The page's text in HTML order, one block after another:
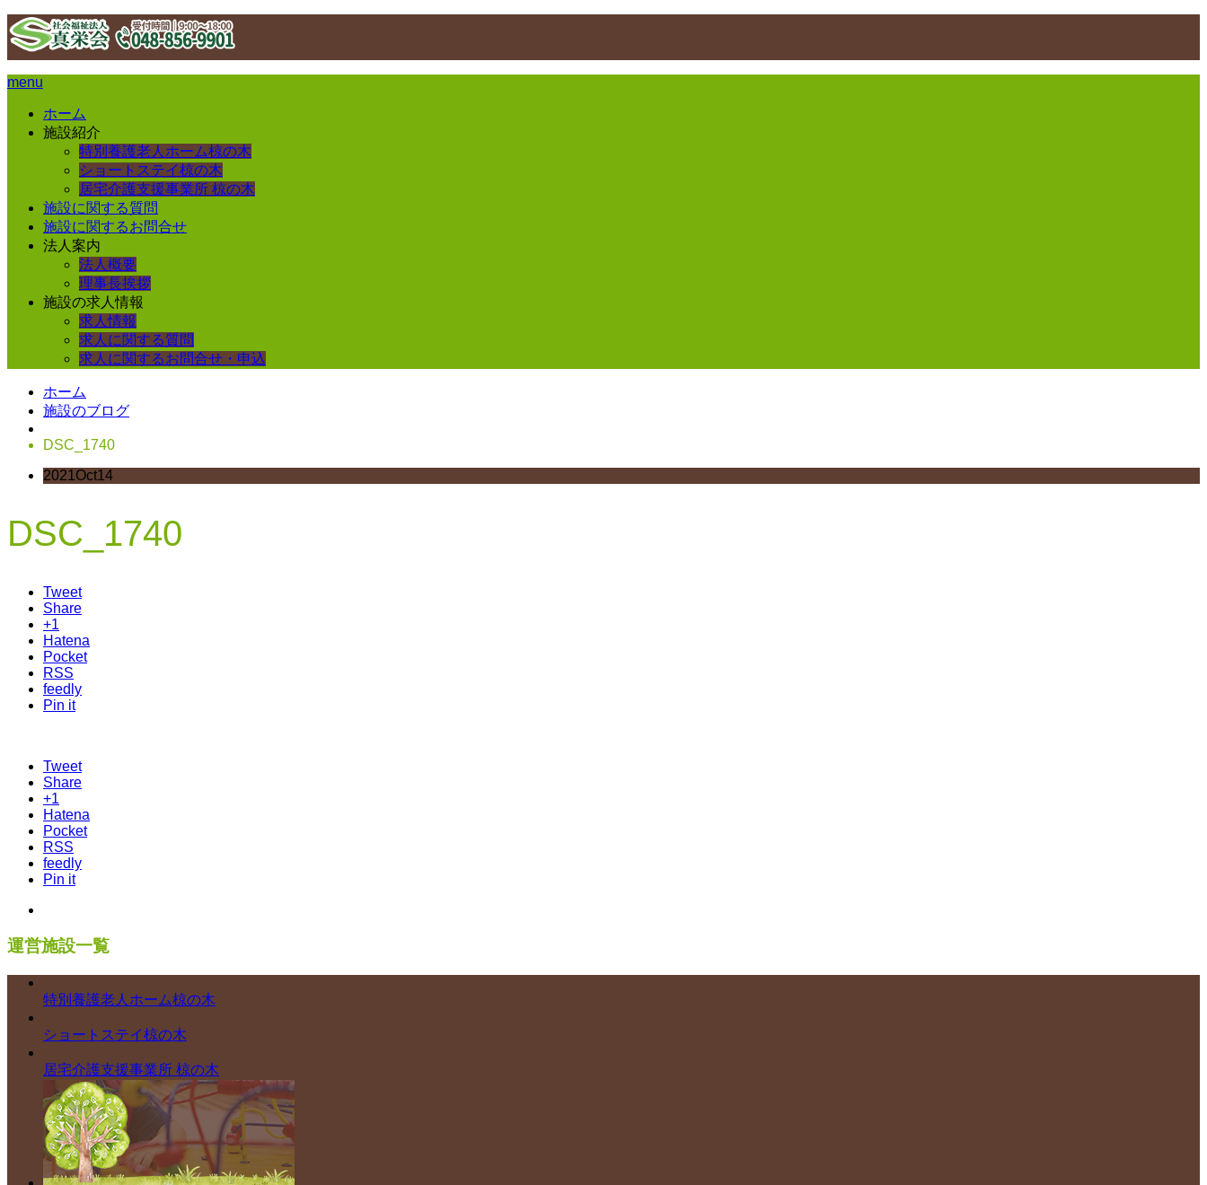
menu
ホーム
施設紹介
特別養護老人ホーム椋の木
ショートステイ椋の木
居宅介護支援事業所 椋の木
施設に関する質問
施設に関するお問合せ
法人案内
法人概要
理事長挨拶
施設の求人情報
求人情報
求人に関する質問
求人に関するお問合せ・申込
ホーム
施設のブログ
DSC_1740
2021 Oct14
DSC_1740
Tweet
Share
+1
Hatena
Pocket
RSS
feedly
Pin it
Tweet
Share
+1
Hatena
Pocket
RSS
feedly
Pin it
運営施設一覧
特別養護老人ホーム椋の木
ショートステイ椋の木
居宅介護支援事業所 椋の木